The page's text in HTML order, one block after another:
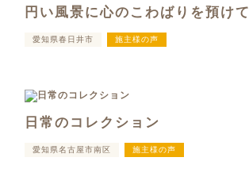
円い風景に心のこわばりを預けて
愛知県春日井市 施主様の声
日常のコレクション
愛知県名古屋市南区 施主様の声